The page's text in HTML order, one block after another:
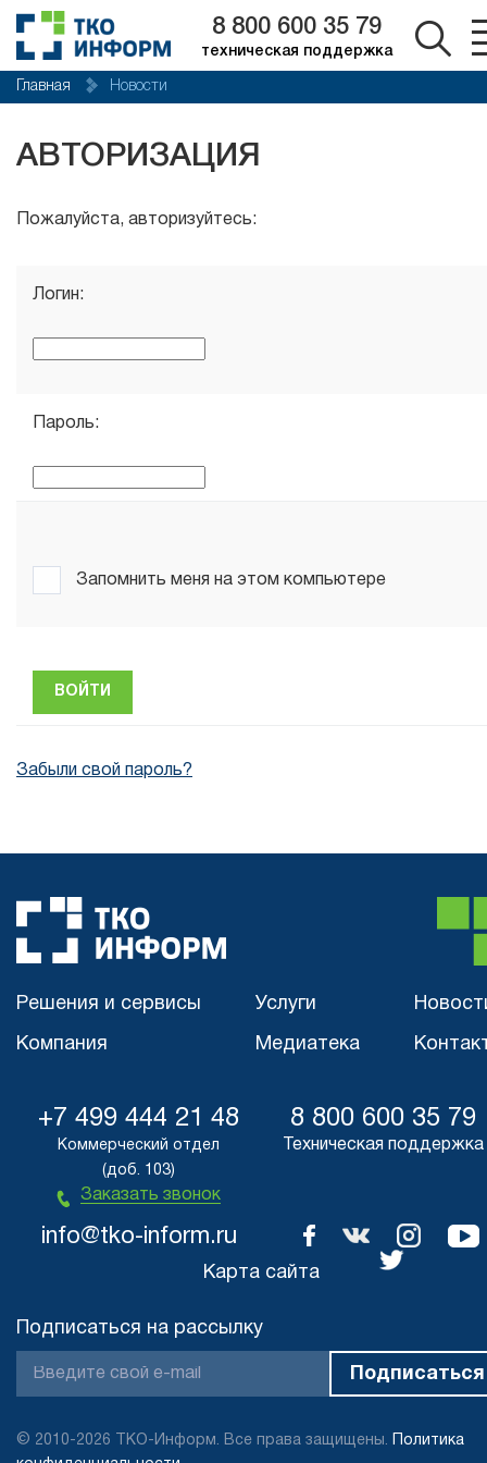
8 800 600 35 79
техническая поддержка
Главная Новости
АВТОРИЗАЦИЯ
Пожалуйста, авторизуйтесь:
Логин:
Пароль:
Запомнить меня на этом компьютере
Забыли свой пароль?
Решения и сервисы
Компания
Услуги
Медиатека
Подписаться на рассылку
Карта сайта
+7 499 444 21 48
Коммерческий отдел
(доб. 103)
Заказать звонок
8 800 600 35 79
Техническая поддержка
info@tko-inform.ru
© 2010-2026 ТКО-Информ. Все права защищены.
Политика